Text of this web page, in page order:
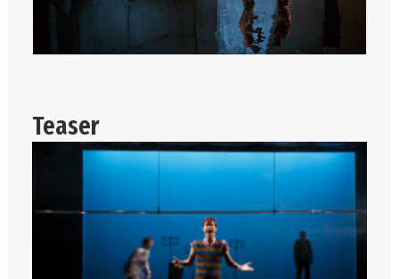
Teaser